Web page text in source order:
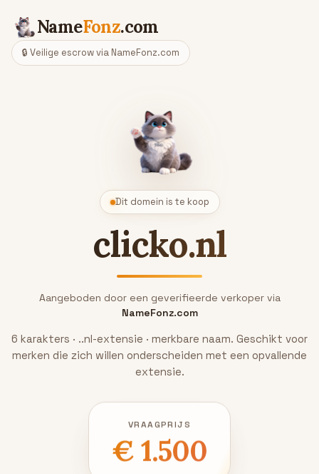
NameFonz.com
🔒 Veilige escrow via NameFonz.com
Dit domein is te koop
clicko.nl
Aangeboden door een geverifieerde verkoper via
NameFonz.com
6 karakters · ..nl-extensie · merkbare naam. Geschikt voor
merken die zich willen onderscheiden met een opvallende
extensie.
VRAAGPRIJS
€ 1.500